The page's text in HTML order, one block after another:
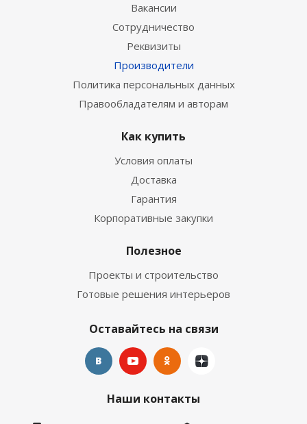
Вакансии
Сотрудничество
Реквизиты
Производители
Политика персональных данных
Правообладателям и авторам
Как купить
Условия оплаты
Доставка
Гарантия
Корпоративные закупки
Полезное
Проекты и строительство
Готовые решения интерьеров
Оставайтесь на связи
Наши контакты